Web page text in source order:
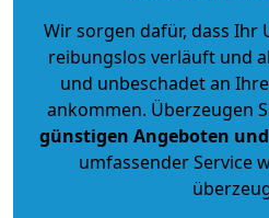
Wir sorgen dafür, dass Ihr
reibungslos verläuft und
und unbeschadet an
ankommen. Überzeugen
günstigen Angeboten
umfassender Service